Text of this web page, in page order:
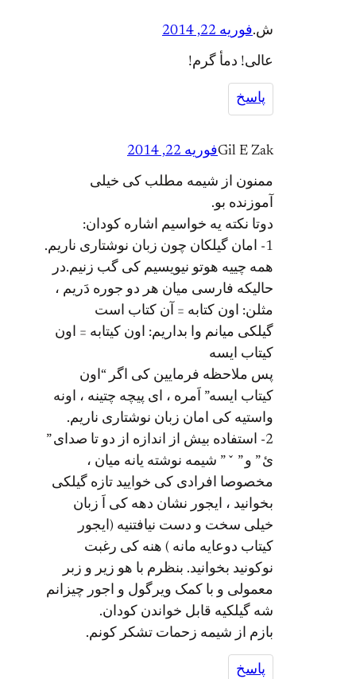
ش.فوریه 22, 2014
عالی! دمأ گرم!
پاسخ
Gil E Zakفوریه 22, 2014
ممنون از شیمه مطلب کی خیلی
آموزنده بو.
دوتا نکته یه خواسیم اشاره کودان:
1- امان گیلکان چون زبان نوشتاری ناریم.
همه چییه هوتو نیویسیم کی گب زنیم.در
حالیکه فارسی میان هر دو جوره دَریم ،
مثلن: اون کتابه = آن کتاب است
گیلکی میانم وا بداریم: اون کیتابه = اون
کیتاب ایسه
پس ملاحظه فرمایین کی اگر “اون
کیتاب ایسه” اَمره ، ای پیچه چتینه ، اونه
واستیه کی امان زبان نوشتاری ناریم.
2- استفاده بیش از اندازه از دو تا صدای ”
ئ ” و ” ˇ ” شیمه نوشته یانه میان ،
مخصوصا افرادی کی خوایید تازه گیلکی
بخوانید ، ایجور نشان دهه کی اَ زبان
خیلی سخت و دست نیافتنیه (ایجور
کیتاب دوعایه مانه ) هنه کی رغبت
نوکونید بخوانید. بنظرم با هو زیر و زبر
معمولی و با کمک ویرگول و اجور چیزانم
شه گیلکیه قابل خواندن کودان.
بازم از شیمه زحمات تشکر کونم.
پاسخ